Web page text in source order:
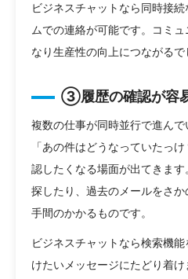
ビジネスチャットなら同時接
ムでの連絡が可能です。コミ
なり生産性の向上につながるで
③履歴の確認が容
複数の仕事が同時並行で進ん
「あの件はどうなっていたっ
認したくなる場面が出てきま
探したり、過去のメールをさ
手間のかかるものです。
ビジネスチャットなら検索機
けたいメッセージにたどり着